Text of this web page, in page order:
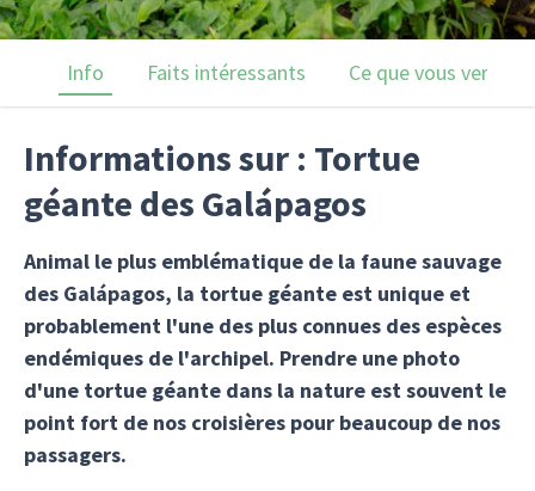
Info Faits intéressants Ce que vous verrez
Informations sur : Tortue
géante des Galápagos
Animal le plus emblématique de la faune sauvage
des Galápagos, la tortue géante est unique et
probablement l'une des plus connues des espèces
endémiques de l'archipel. Prendre une photo
d'une tortue géante dans la nature est souvent le
point fort de nos croisières pour beaucoup de nos
passagers.